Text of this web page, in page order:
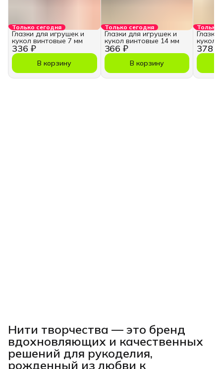
Только сегодня
336 ₽
Глазки для игрушек и
кукол винтовые 7 мм
В корзину
Только сегодня
366 ₽
Глазки для игрушек и
кукол винтовые 14 мм
В корзину
Только
378 ₽
кукол
Нити творчества — это бренд
вдохновляющих и качественных
решений для рукоделия,
рожденный из любви к